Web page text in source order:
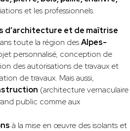
et les professionnels.
d’architecture et de maîtrise
toute la région desAlpes-
personnalisé, conception de
des autorisations de travaux et
de travaux. Mais aussi,
(architecture vernaculaire
public comme aux
à la mise en œuvre des isolants et